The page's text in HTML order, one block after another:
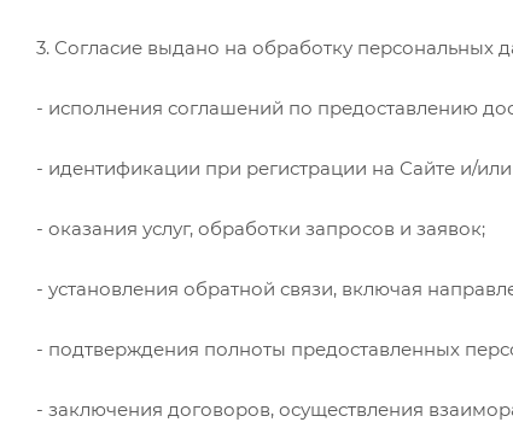
3. Согласие выдано на обработку персональных
- исполнения соглашений по предоставлению
- идентификации при регистрации на Сайте и/
- оказания услуг, обработки запросов и заявок;
- установления обратной связи, включая
- подтверждения полноты предоставленных
- заключения договоров, осуществления